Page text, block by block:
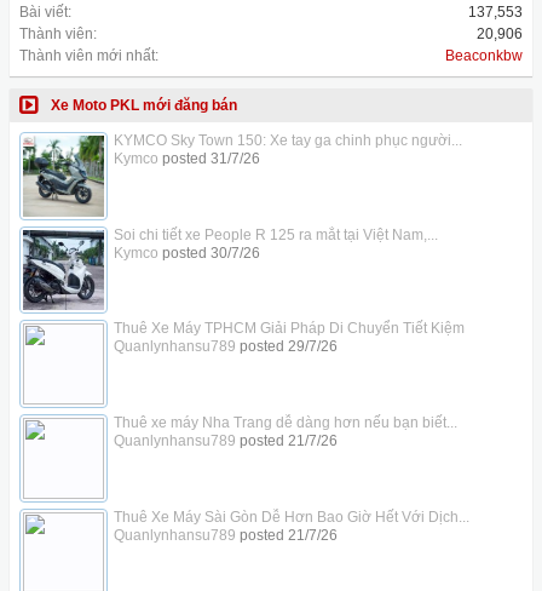
Bài viết:
137,553
Thành viên:
20,906
Thành viên mới nhất:
Beaconkbw
Xe Moto PKL mới đăng bán
KYMCO Sky Town 150: Xe tay ga chinh phục người...
Kymco posted 31/7/26
Soi chi tiết xe People R 125 ra mắt tại Việt Nam,...
Kymco posted 30/7/26
Thuê Xe Máy TPHCM Giải Pháp Di Chuyển Tiết Kiệm
Quanlynhansu789 posted 29/7/26
Thuê xe máy Nha Trang dễ dàng hơn nếu bạn biết...
Quanlynhansu789 posted 21/7/26
Thuê Xe Máy Sài Gòn Dễ Hơn Bao Giờ Hết Với Dịch...
Quanlynhansu789 posted 21/7/26